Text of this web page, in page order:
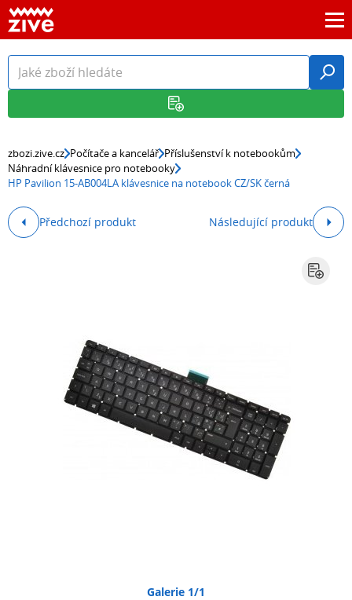
zbozi.zive.cz Počítače a kancelář Příslušenství k notebookům
Náhradní klávesnice pro notebooky
HP Pavilion 15-AB004LA klávesnice na notebook CZ/SK černá
Předchozí produkt Následující produkt
Galerie 1/1